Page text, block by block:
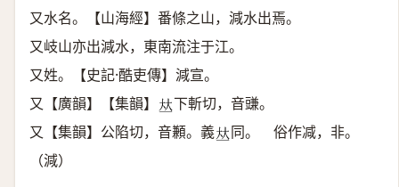
又水名。【山海經】番條之山，減水出焉。
又岐山亦出減水，東南流注于江。
又姓。【史記·酷吏傳】減宣。
又【廣韻】【集韻】 𠀤下斬切，音豏。
又【集韻】公陷切，音䫡。義𠀤同。 俗作减，非。
（減）